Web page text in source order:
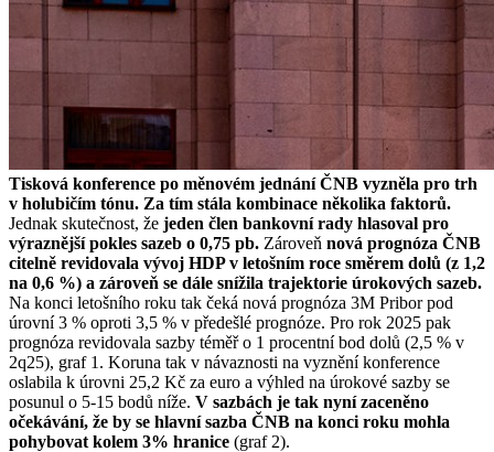
Tisková konference po měnovém jednání ČNB vyzněla pro trh
v holubičím tónu. Za tím stála kombinace několika faktorů.
Jednak skutečnost, že jeden člen bankovní rady hlasoval pro
výraznější pokles sazeb o 0,75 pb. Zároveň nová prognóza ČNB
citelně revidovala vývoj HDP v letošním roce směrem dolů (z 1,2
na 0,6 %) a zároveň se dále snížila trajektorie úrokových sazeb.
Na konci letošního roku tak čeká nová prognóza 3M Pribor pod
úrovní 3 % oproti 3,5 % v předešlé prognóze. Pro rok 2025 pak
prognóza revidovala sazby téměř o 1 procentní bod dolů (2,5 % v
2q25), graf 1. Koruna tak v návaznosti na vyznění konference
oslabila k úrovni 25,2 Kč za euro a výhled na úrokové sazby se
posunul o 5-15 bodů níže. V sazbách je tak nyní zaceněno
očekávání, že by se hlavní sazba ČNB na konci roku mohla
pohybovat kolem 3% hranice (graf 2).